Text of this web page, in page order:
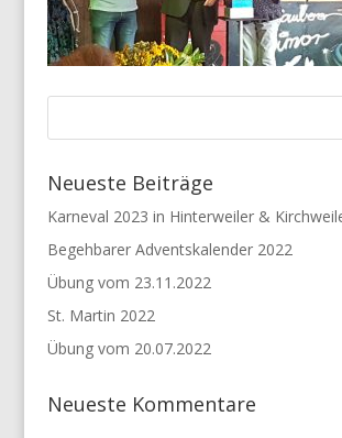
Neueste Beiträge
Karneval 2023 in Hinterweiler &
Begehbarer Adventskalender 2022
Übung vom 23.11.2022
St. Martin 2022
Übung vom 20.07.2022
Neueste Kommentare